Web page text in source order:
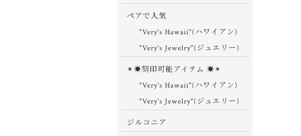
ペアで人気
"Very's Hawaii"(ハワイアン)
"Very's Jewelry"(ジュエリー)
✴︎☀︎刻印可能アイテム ☀︎✴︎
"Very's Hawaii"(ハワイアン)
"Very's Jewelry"(ジュエリー)
ジルコニア